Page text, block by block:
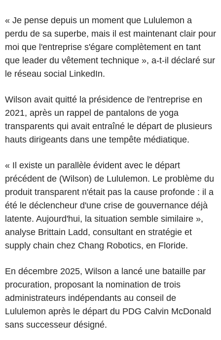
« Je pense depuis un moment que Lululemon a
perdu de sa superbe, mais il est maintenant clair pour
moi que l'entreprise s'égare complètement en tant
que leader du vêtement technique », a-t-il déclaré sur
le réseau social LinkedIn.
Wilson avait quitté la présidence de l'entreprise en
2021, après un rappel de pantalons de yoga
transparents qui avait entraîné le départ de plusieurs
hauts dirigeants dans une tempête médiatique.
« Il existe un parallèle évident avec le départ
précédent de (Wilson) de Lululemon. Le problème du
produit transparent n'était pas la cause profonde : il a
été le déclencheur d'une crise de gouvernance déjà
latente. Aujourd'hui, la situation semble similaire »,
analyse Brittain Ladd, consultant en stratégie et
supply chain chez Chang Robotics, en Floride.
En décembre 2025, Wilson a lancé une bataille par
procuration, proposant la nomination de trois
administrateurs indépendants au conseil de
Lululemon après le départ du PDG Calvin McDonald
sans successeur désigné.